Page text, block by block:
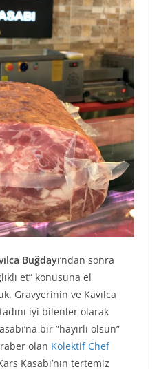
Buğdayı‘ndan sonra
et” konusuna el
Gravyerinin ve Kavılca
iyi bilenler olarak
bir ”hayırlı olsun”
olan Kolektif Chef
Kasabı’nın tertemiz